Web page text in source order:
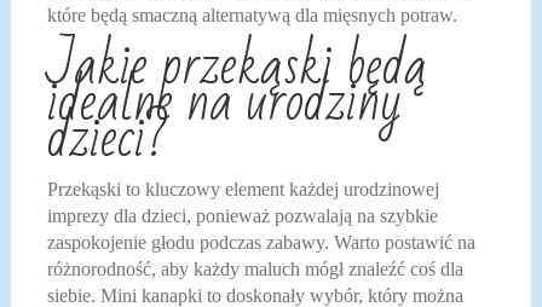
które będą smaczną alternatywą dla mięsnych potraw.
Jakie przekąski będą
idealne na urodziny
dzieci?
Przekąski to kluczowy element każdej urodzinowej
imprezy dla dzieci, ponieważ pozwalają na szybkie
zaspokojenie głodu podczas zabawy. Warto postawić na
różnorodność, aby każdy maluch mógł znaleźć coś dla
siebie. Mini kanapki to doskonały wybór, który można